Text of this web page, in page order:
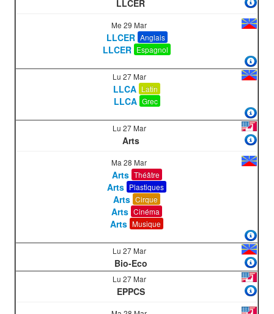
LLCER
Me 29 Mar
LLCER Anglais
LLCER Espagnol
Lu 27 Mar
LLCA Latin
LLCA Grec
Lu 27 Mar
Arts
Ma 28 Mar
Arts Théâtre
Arts Plastiques
Arts Cirque
Arts Cinéma
Arts Musique
Lu 27 Mar
Bio-Eco
Lu 27 Mar
EPPCS